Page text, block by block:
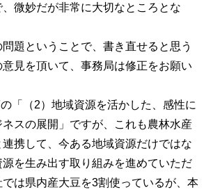
微妙だが非常に大切なところとな
問題ということで、書き直せると思う
見を頂いて、事務局は修正をお願い
の「（2）地域資源を活かした、感性に
スの展開」ですが、これも農林水産
携して、今ある地域資源だけではな
源を生み出す取り組みを進めていただ
は県内産大豆を3割使っているが、本